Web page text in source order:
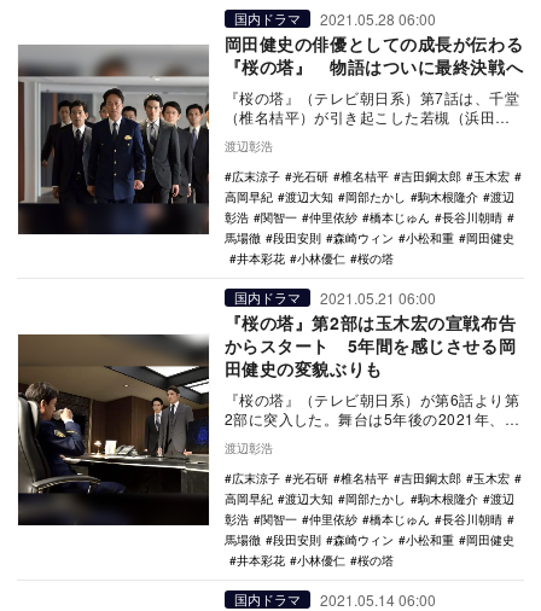
国内ドラマ 2021.05.28 06:00
岡田健史の俳優としての成長が伝わる
『桜の塔』 物語はついに最終決戦へ
『桜の塔』（テレビ朝日系）第7話は、千堂
（椎名桔平）が引き起こした若槻（浜田
晃）大臣の狙撃事件をきっかけに事態が急
変。漣（玉木宏…
渡辺彰浩
広末涼子
光石研 椎名桔平 吉田鋼太郎
玉木宏
高岡早紀
渡辺大知 岡部たかし 駒木根隆介
渡辺
彰浩
関智一 仲里依紗 橋本じゅん
長谷川朝晴
馬場徹
段田安則 森崎ウィン 小松和重
岡田健史
井本彩花
小林優仁 桜の塔
国内ドラマ 2021.05.21 06:00
『桜の塔』第2部は玉木宏の宣戦布告
からスタート 5年間を感じさせる岡
田健史の変貌ぶりも
『桜の塔』（テレビ朝日系）が第6話より第
2部に突入した。舞台は5年後の2021年、現
代。冒頭の爽（広末涼子）のナレーション
によっ…
渡辺彰浩
広末涼子
光石研 椎名桔平 吉田鋼太郎
玉木宏
高岡早紀
渡辺大知 岡部たかし 駒木根隆介
渡辺
彰浩
関智一 仲里依紗 橋本じゅん
長谷川朝晴
馬場徹
段田安則 森崎ウィン 小松和重
岡田健史
井本彩花
小林優仁 桜の塔
国内ドラマ 2021.05.14 06:00